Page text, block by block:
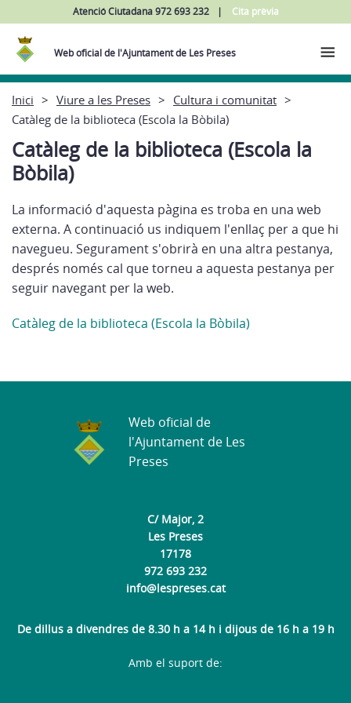
Atenció Ciutadana 972 693 232 Cita prèvia
Web oficial de l'Ajuntament de Les Preses
Inici Viure a les Preses
Cultura i comunitat
Catàleg de la biblioteca (Escola la Bòbila)
Catàleg de la biblioteca (Escola la
Bòbila)
La informació d'aquesta pàgina es troba en una web
externa. A continuació us indiquem l'enllaç per a que hi
navegueu. Segurament s'obrirà en una altra pestanya,
després només cal que torneu a aquesta pestanya per
seguir navegant per la web.
Catàleg de la biblioteca (Escola la Bòbila)
C/ Major, 2
Les Preses
17178
972 693 232
info@lespreses.cat
De dillus a divendres de 8.30 h a 14 h i dijous de 16 h a 19 h
Web oficial de
l'Ajuntament de Les
Preses
Amb el suport de: